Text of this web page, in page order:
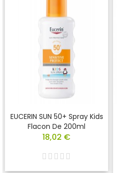
EUCERIN SUN 50+ Spray Kids
Flacon De 200ml
18,02 €